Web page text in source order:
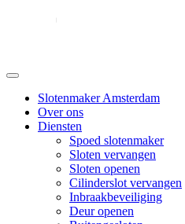
Slotenmaker Amsterdam
Over ons
Diensten
Spoed slotenmaker
Sloten vervangen
Sloten openen
Cilinderslot vervangen
Inbraakbeveiliging
Deur openen